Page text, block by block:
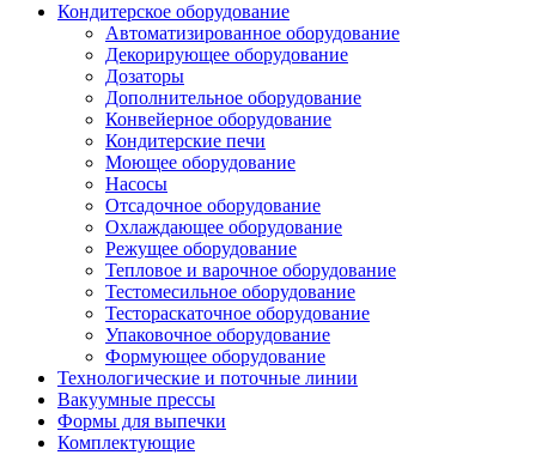
Кондитерское оборудование
Автоматизированное оборудование
Декорирующее оборудование
Дозаторы
Дополнительное оборудование
Конвейерное оборудование
Кондитерские печи
Моющее оборудование
Насосы
Отсадочное оборудование
Охлаждающее оборудование
Режущее оборудование
Тепловое и варочное оборудование
Тестомесильное оборудование
Тестораскаточное оборудование
Упаковочное оборудование
Формующее оборудование
Технологические и поточные линии
Вакуумные прессы
Формы для выпечки
Комплектующие